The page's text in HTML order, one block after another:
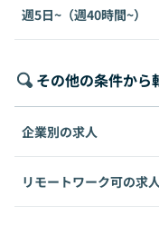
週5日~（週40時間~）
その他の条件から
企業別の求人
リモートワーク可の求